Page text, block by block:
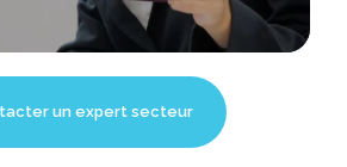
un expert secteur